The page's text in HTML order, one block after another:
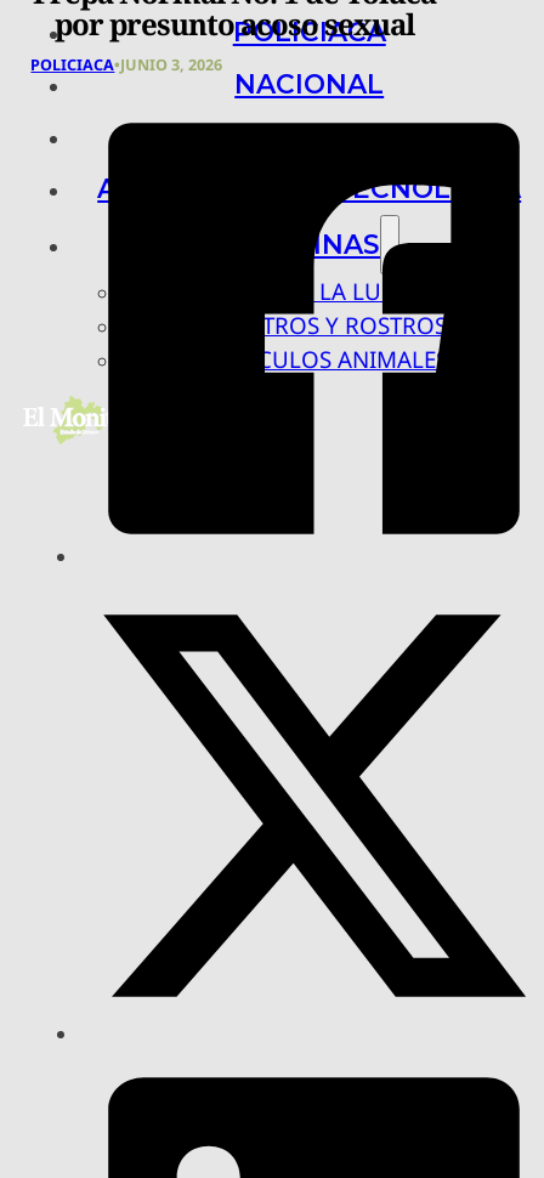
POLICIACA
NACIONAL
ARTE, CIENCIA Y TECNOLOGÍA
COLUMNAS
BAJO LA LUPA
RASTROS Y ROSTROS
VÍNCULOS ANIMALES
por presunto acoso sexual
POLICIACA•JUNIO 3, 2026